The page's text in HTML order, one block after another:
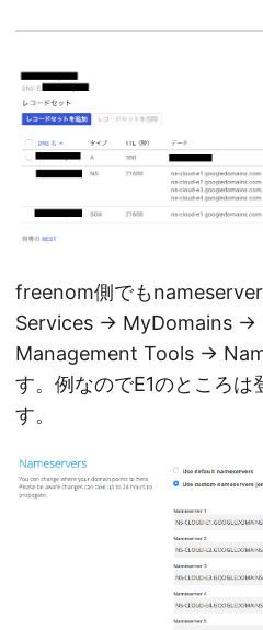
freenom側でもnameserver
Services → MyDomains →
Management Tools →
す。例なのでE1のところは
す。